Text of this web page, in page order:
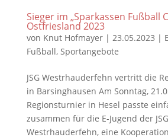
Sieger im „Sparkassen Fußball
Ostfriesland 2023
von Knut Hofmayer| 23.05.2023 |
Fußball, Sportangebote
JSG Westrhauderfehn vertritt die
in Barsinghausen Am Sonntag,
Regionsturnier in Hesel passte
zusammen für die E-Jugend der JSG
Westrhauderfehn, eine